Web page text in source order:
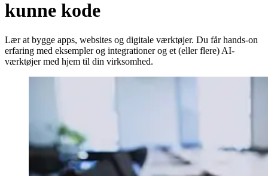
kunne kode
Lær at bygge apps, websites og digitale værktøjer. Du får hands-on
erfaring med eksempler og integrationer og et (eller flere) AI-
værktøjer med hjem til din virksomhed.